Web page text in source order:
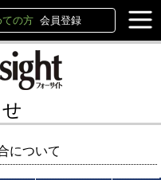
ての方 会員登録
について